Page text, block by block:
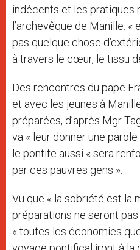
indécents et les pratiques
l’archevêque de Manille: «
pas quelque chose
à travers le cœur, le tissu
Des rencontres du pape
et avec les jeunes à
préparées, d’après Mgr
va « leur donner une
le pontife aussi « sera
par ces pauvres gens ».
Vu que « la sobriété est la
préparations ne seront
« toutes les économies